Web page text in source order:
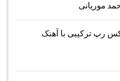
رپ ترکیبی با آهنک